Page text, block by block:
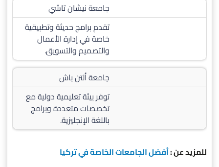
جامعة نيشان تاشي
تقدم برامج حديثة وتطبيقية
خاصة في إدارة الأعمال
والتصميم والتسويق.
جامعة ألتن باش
توفر بيئة تعليمية دولية مع
تخصصات متعددة وبرامج
باللغة الإنجليزية.
للمزيد عن :أفضل الجامعات الخاصة في تركيا